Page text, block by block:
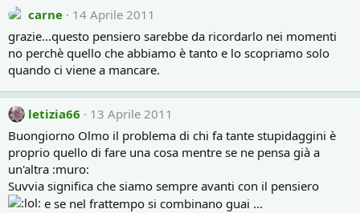
carne
14 Aprile 2011
grazie...questo pensiero sarebbe da ricordarlo nei momenti
no perchè quello che abbiamo è tanto e lo scopriamo solo
quando ci viene a mancare.
letizia66
13 Aprile 2011
Buongiorno Olmo il problema di chi fa tante stupidaggini è
proprio quello di fare una cosa mentre se ne pensa già a
un'altra :muro:
Suvvia significa che siamo sempre avanti con il pensiero
e se nel frattempo si combinano guai ...